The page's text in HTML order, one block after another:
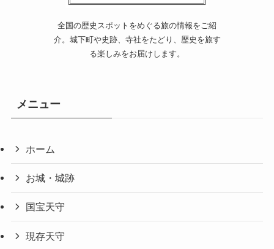
全国の歴史スポットをめぐる旅の情報をご紹
介。城下町や史跡、寺社をたどり、歴史を旅す
る楽しみをお届けします。
メニュー
ホーム
お城・城跡
国宝天守
現存天守